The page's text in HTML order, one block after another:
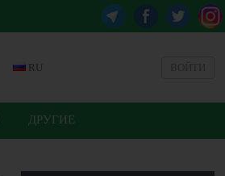
RU
ДРУГИЕ